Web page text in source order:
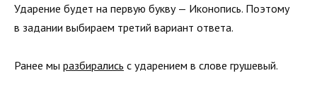
Ударение будет на первую букву — Иконопись. Поэтому
в задании выбираем третий вариант ответа.
Ранее мы разбирались с ударением в слове грушевый.